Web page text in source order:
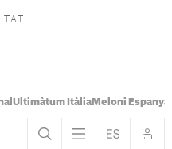
Ultimàtum ItàliaMeloni Espanya